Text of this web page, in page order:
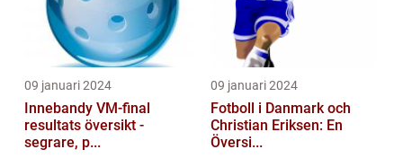
09 januari 2024
Innebandy VM-final
resultats översikt -
segrare, p...
09 januari 2024
Fotboll i Danmark och
Christian Eriksen: En
Översi...